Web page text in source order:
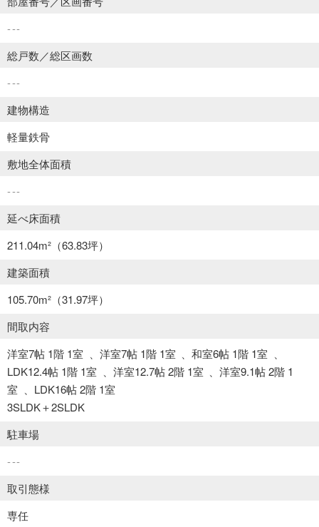
---
総戸数／総区画数
---
建物構造
軽量鉄骨
敷地全体面積
---
延べ床面積
211.04m² （63.83坪）
建築面積
105.70m² （31.97坪）
間取内容
洋室7帖 1階 1室
洋室7帖 1階 1室
和室6帖 1階 1室
LDK12.4帖 1階 1室
洋室12.7帖 2階 1室
洋室9.1帖 2階 1
室
LDK16帖 2階 1室
3SLDK＋2SLDK
駐車場
---
取引態様
専任